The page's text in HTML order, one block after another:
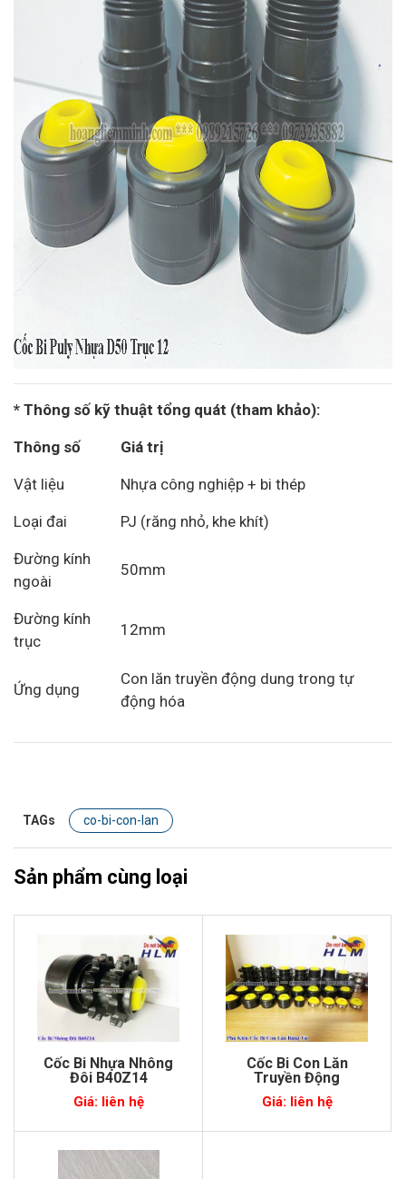
* Thông số kỹ thuật tổng quát (tham khảo):
Thông số Giá trị
Vật liệu Nhựa công nghiệp + bi thép
Loại đai PJ (răng nhỏ, khe khít)
Đường kính
ngoài
50mm
Đường kính
trục
12mm
Ứng dụng
Con lăn truyền động dung trong tự
động hóa
TAGs co-bi-con-lan
Sản phẩm cùng loại
Cốc Bi Nhựa Nhông
Đôi B40Z14
Giá: liên hệ
Cốc Bi Con Lăn
Truyền Động
Giá: liên hệ